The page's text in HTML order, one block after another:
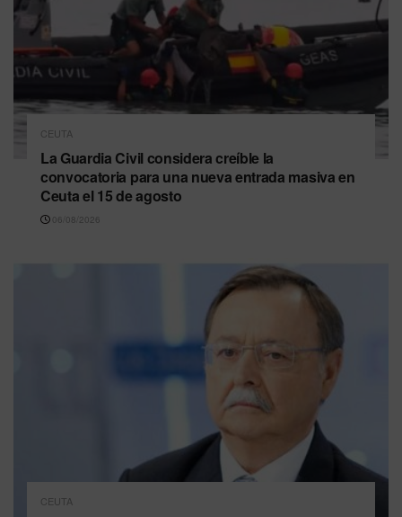
CEUTA
La Guardia Civil considera creíble la
convocatoria para una nueva entrada masiva en
Ceuta el 15 de agosto
06/08/2026
CEUTA